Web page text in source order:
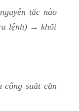
tắc nào
lệnh) → khối
công suất cần